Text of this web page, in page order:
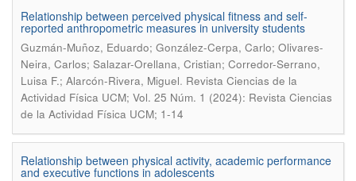
Relationship between perceived physical fitness and self-
reported anthropometric measures in university students
Guzmán-Muñoz, Eduardo; González-Cerpa, Carlo; Olivares-
Neira, Carlos; Salazar-Orellana, Cristian; Corredor-Serrano,
Luisa F.; Alarcón-Rivera, Miguel. Revista Ciencias de la
Actividad Física UCM; Vol. 25 Núm. 1 (2024): Revista Ciencias
de la Actividad Física UCM; 1-14
Relationship between physical activity, academic performance
and executive functions in adolescents